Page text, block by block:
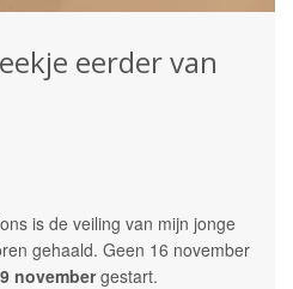
eerder van
is de veiling van mijn jonge
gehaald. Geen 16 november
novembergestart.